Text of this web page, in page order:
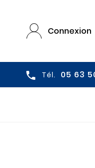
Connexion
 Tél. 05 63